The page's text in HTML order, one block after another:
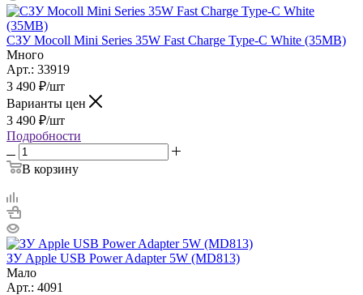
СЗУ Mocoll Mini Series 35W Fast Charge Type-C White (35MB)
Много
Арт.: 33919
3 490 ₽/шт
Варианты цен
3 490 ₽/шт
Подробности
В корзину
ЗУ Apple USB Power Adapter 5W (MD813)
Мало
Арт.: 4091